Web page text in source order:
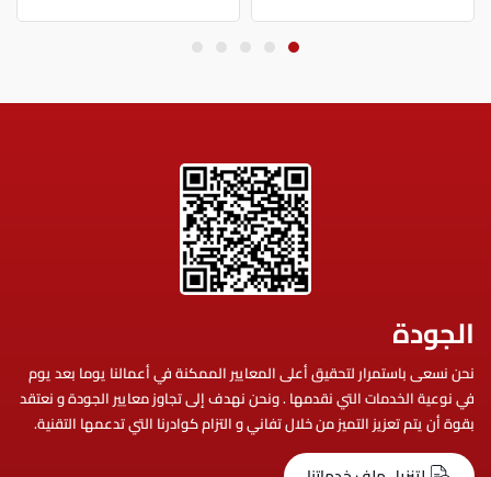
الجودة
نحن نسعى باستمرار لتحقيق أعلى المعايير الممكنة في أعمالنا يوما بعد يوم
في نوعية الخدمات التي نقدمها . ونحن نهدف إلى تجاوز معايير الجودة و نعتقد
بقوة أن يتم تعزيز التميز من خلال تفاني و التزام كوادرنا التي تدعمها التقنية.